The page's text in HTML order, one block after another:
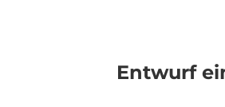
Entwurf